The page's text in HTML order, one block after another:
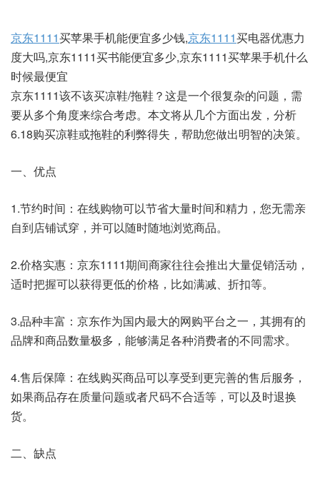
京东1111买苹果手机能便宜多少钱,京东1111买电器优惠力
度大吗,京东1111买书能便宜多少,京东1111买苹果手机什么
时候最便宜
京东1111该不该买凉鞋/拖鞋？这是一个很复杂的问题，需
要从多个角度来综合考虑。本文将从几个方面出发，分析
6.18购买凉鞋或拖鞋的利弊得失，帮助您做出明智的决策。
一、优点
1.节约时间：在线购物可以节省大量时间和精力，您无需亲
自到店铺试穿，并可以随时随地浏览商品。
2.价格实惠：京东1111期间商家往往会推出大量促销活动，
适时把握可以获得更低的价格，比如满减、折扣等。
3.品种丰富：京东作为国内最大的网购平台之一，其拥有的
品牌和商品数量极多，能够满足各种消费者的不同需求。
4.售后保障：在线购买商品可以享受到更完善的售后服务，
如果商品存在质量问题或者尺码不合适等，可以及时退换
货。
二、缺点